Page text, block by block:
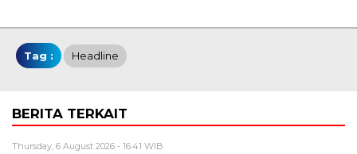
Tag : Headline
BERITA TERKAIT
Thursday, 6 August 2026 - 16:41 WIB